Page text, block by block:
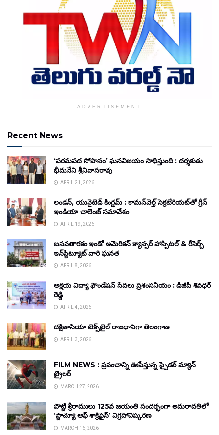
ADVERTISEMENT
Recent News
‘పరమపద సోపానం’ ఘనవిజయం సాధిస్తుంది : దర్శకుడు
భీమనేని శ్రీనివాసరావు
APRIL 21, 2026
లండన్, యునైటెడ్ కింగ్డమ్ : కామన్‌వెల్త్ సెక్రటేరియట్‌తో గ్రీన్
ఇండియా చాలెంజ్ సమావేశం
APRIL 19, 2026
బసవతారకం ఇండో అమెరికన్ క్యాన్సర్ హాస్పిటల్ & రీసెర్చ్
ఇన్‌స్టిట్యూట్ వారి ఘనత
APRIL 8, 2026
అక్షయ విద్యా ఫౌండేషన్ సేవలు ప్రశంసనీయం : డీజీపీ శివధర్
రెడ్డి
APRIL 4, 2026
దక్షిణాసియా టెక్స్‌టైల్ రాజధానిగా తెలంగాణ
APRIL 3, 2026
FILM NEWS : ప్రపంచాన్ని ఊపేస్తున్న స్పైడర్ మ్యాన్
ట్రైలర్
MARCH 27, 2026
పొట్టి శ్రీరాములు 125వ జయంతి సందర్భంగా అమరావతిలో
‘స్టాచ్యూ ఆఫ్ శాక్రిఫైస్’ విగ్రహావిష్కరణ
MARCH 16, 2026